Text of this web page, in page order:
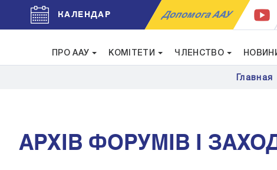
КАЛЕНДАР Допомога ААУ
ПРО ААУ КОМІТЕТИ ЧЛЕНСТВО
Главная
АРХІВ ФОРУМІВ І